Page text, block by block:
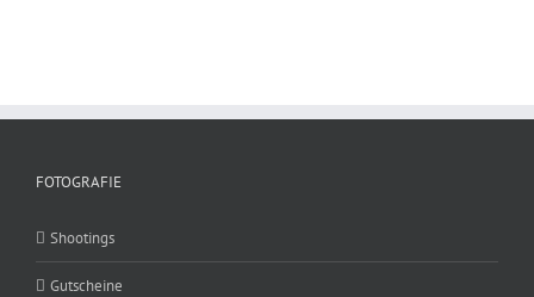
FOTOGRAFIE
Shootings
Gutscheine